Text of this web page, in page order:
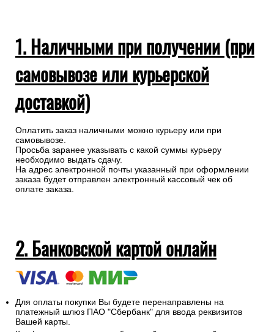
1. Наличными при получении (при
самовывозе или курьерской
доставкой)
Оплатить заказ наличными можно курьеру или при
самовывозе.
Просьба заранее указывать с какой суммы курьеру
необходимо выдать сдачу.
На адрес электронной почты указанный при оформлении
заказа будет отправлен электронный кассовый чек об
оплате заказа.
2. Банковской картой онлайн
Для оплаты покупки Вы будете перенаправлены на
платежный шлюз ПАО "Сбербанк" для ввода реквизитов
Вашей карты.